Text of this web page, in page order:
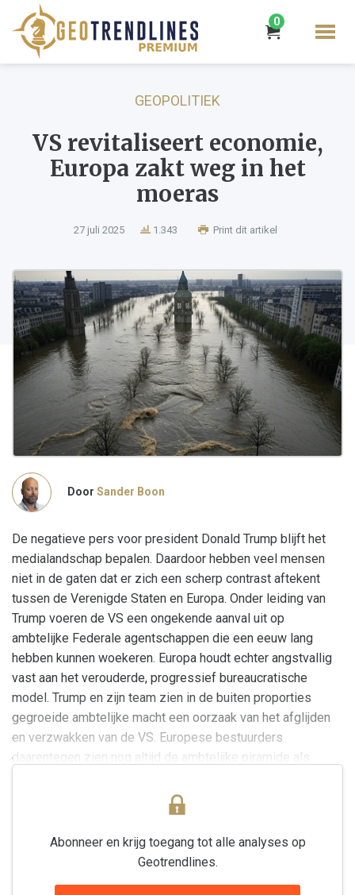
0
GEOPOLITIEK
VS revitaliseert economie,
Europa zakt weg in het
moeras
27 juli 2025 1.343 Print dit artikel
Door Sander Boon
De negatieve pers voor president Donald Trump blijft het
medialandschap bepalen. Daardoor hebben veel mensen
niet in de gaten dat er zich een scherp contrast aftekent
tussen de Verenigde Staten en Europa. Onder leiding van
Trump voeren de VS een ongekende aanval uit op
ambtelijke Federale agentschappen die een eeuw lang
hebben kunnen woekeren. Europa houdt echter angstvallig
vast aan het verouderde, progressief bureaucratische
model. Trump en zijn team zien in de buiten proporties
gegroeide ambtelijke macht een oorzaak van het afglijden
en verzwakken van de VS. Europese bestuurders
daarentegen zien nog altijd de ambtelijke piramide als
Abonneer en krijg toegang tot alle analyses op
Geotrendlines.